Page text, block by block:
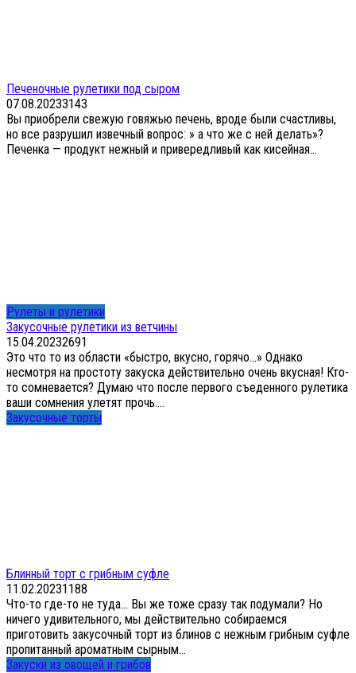
Печеночные рулетики под сыром
07.08.20233143
Вы приобрели свежую говяжью печень, вроде были счастливы,
но все разрушил извечный вопрос: » а что же с ней делать»?
Печенка — продукт нежный и привередливый как кисейная...
Рулеты и рулетики
Закусочные рулетики из ветчины
15.04.20232691
Это что то из области «быстро, вкусно, горячо…» Однако
несмотря на простоту закуска действительно очень вкусная! Кто-
то сомневается? Думаю что после первого съеденного рулетика
ваши сомнения улетят прочь....
Закусочные торты
Блинный торт с грибным суфле
11.02.20231188
Что-то где-то не туда… Вы же тоже сразу так подумали? Но
ничего удивительного, мы действительно собираемся
приготовить закусочный торт из блинов с нежным грибным суфле
пропитанный ароматным сырным...
Закуски из овощей и грибов